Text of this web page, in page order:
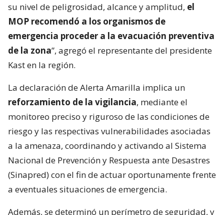
su nivel de peligrosidad, alcance y amplitud, el
MOP recomendó a los organismos de
emergencia proceder a la evacuación preventiva
de la zona”, agregó el representante del presidente
Kast en la región.
La declaración de Alerta Amarilla implica un
reforzamiento de la vigilancia, mediante el
monitoreo preciso y riguroso de las condiciones de
riesgo y las respectivas vulnerabilidades asociadas
a la amenaza, coordinando y activando al Sistema
Nacional de Prevención y Respuesta ante Desastres
(Sinapred) con el fin de actuar oportunamente frente
a eventuales situaciones de emergencia.
Además, se determinó un perímetro de seguridad, y